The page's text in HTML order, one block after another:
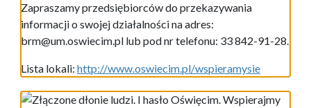
Zapraszamy przedsiębiorców do przekazywania
informacji o swojej działalności na adres:
brm@um.oswiecim.pl lub pod nr telefonu: 33 842-91-28.
Lista lokali: http://www.oswiecim.pl/wspieramysie